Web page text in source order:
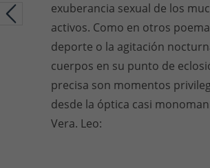
exuberancia sexual de los
activos. Como en otros
deporte o la agitación
cuerpos en su punto de
precisa son momentos
desde la óptica casi
Vera. Leo: